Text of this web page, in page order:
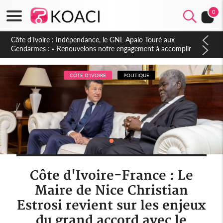
0
Sierra Leone : Un projet de réforme constitutionnelle en
gestation, points clés des amendements, un exclu d'avance
CÔTE D'IVOIRE POLITIQUE
Côte d'Ivoire-France : Le
Maire de Nice Christian
Estrosi revient sur les enjeux